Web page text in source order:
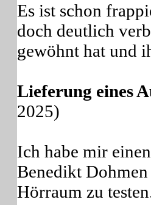
Es ist schon
doch deutlich
gewöhnt hat und
Lieferung eines
2025)
Ich habe mir
Benedikt
Hörraum zu